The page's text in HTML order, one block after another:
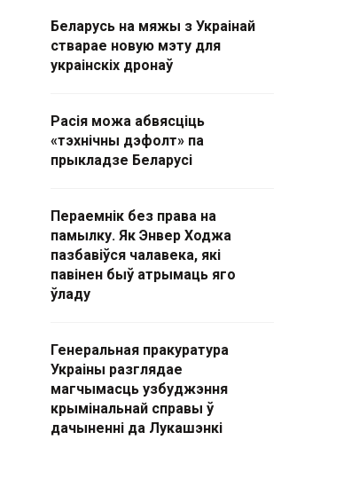
Беларусь на мяжы з Украінай
стварае новую мэту для
украінскіх дронаў
Расія можа абвясціць
«тэхнічны дэфолт» па
прыкладзе Беларусі
Пераемнік без права на
памылку. Як Энвер Ходжа
пазбавіўся чалавека, які
павінен быў атрымаць яго
ўладу
Генеральная пракуратура
Украіны разглядае
магчымасць узбуджэння
крымінальнай справы ў
дачыненні да Лукашэнкі